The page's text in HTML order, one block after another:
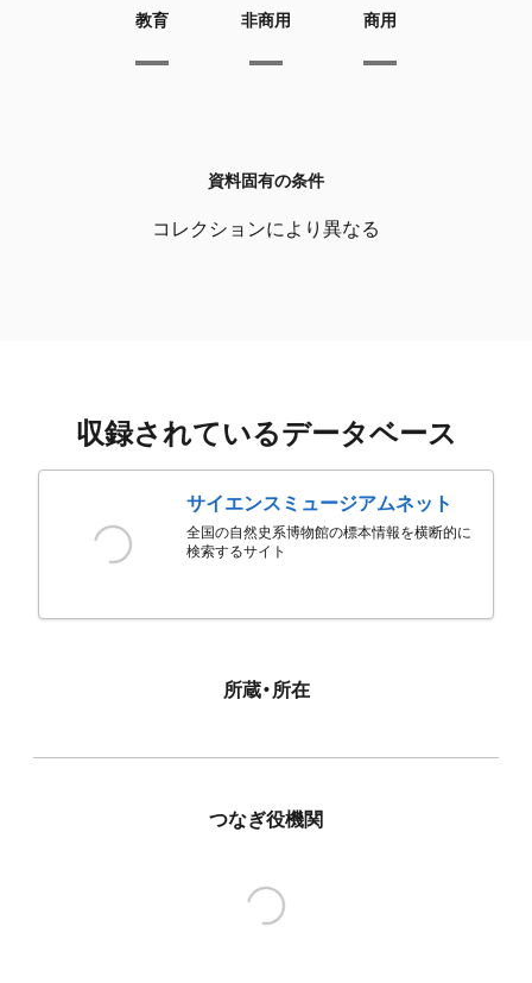
教育 非商用 商用
資料固有の条件
コレクションにより異なる
収録されているデータベース
サイエンスミュージアムネット
全国の自然史系博物館の標本情報を横断的に
検索するサイト
所蔵・所在
つなぎ役機関